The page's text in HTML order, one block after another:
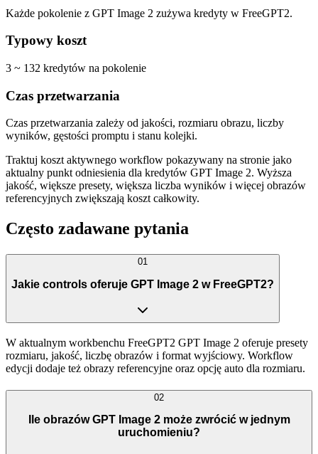
Każde pokolenie z GPT Image 2 zużywa kredyty w FreeGPT2.
Typowy koszt
3 ~ 132 kredytów na pokolenie
Czas przetwarzania
Czas przetwarzania zależy od jakości, rozmiaru obrazu, liczby
wyników, gęstości promptu i stanu kolejki.
Traktuj koszt aktywnego workflow pokazywany na stronie jako
aktualny punkt odniesienia dla kredytów GPT Image 2. Wyższa
jakość, większe presety, większa liczba wyników i więcej obrazów
referencyjnych zwiększają koszt całkowity.
Często zadawane pytania
01
Jakie controls oferuje GPT Image 2 w FreeGPT2?
W aktualnym workbenchu FreeGPT2 GPT Image 2 oferuje presety
rozmiaru, jakość, liczbę obrazów i format wyjściowy. Workflow
edycji dodaje też obrazy referencyjne oraz opcję auto dla rozmiaru.
02
Ile obrazów GPT Image 2 może zwrócić w jednym
uruchomieniu?